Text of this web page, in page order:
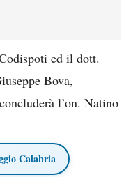
ed il dott.
Bova,
l’on. Natino
Calabria